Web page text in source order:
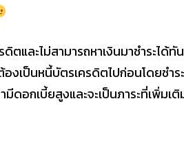
และไม่สามารถหาเงินมาชำระได้ทั
งเป็นหนี้บัตรเครดิตไปก่อนโดยชำ
มีดอกเบี้ยสูงและจะเป็นภาระที่เพิ่มเ